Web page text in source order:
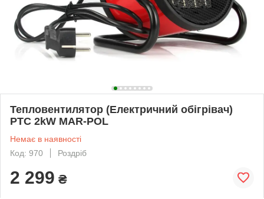
Тепловентилятор (Електричний обігрівач)
PTC 2kW MAR-POL
Немає в наявності
Код: 970
Роздріб
2 299 ₴